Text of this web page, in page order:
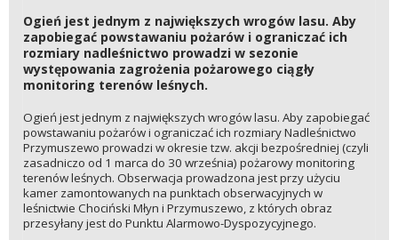
Ogień jest jednym z największych wrogów lasu. Aby
zapobiegać powstawaniu pożarów i ograniczać ich
rozmiary nadleśnictwo prowadzi w sezonie
występowania zagrożenia pożarowego ciągły
monitoring terenów leśnych.
Ogień jest jednym z największych wrogów lasu. Aby zapobiegać
powstawaniu pożarów i ograniczać ich rozmiary Nadleśnictwo
Przymuszewo prowadzi w okresie tzw. akcji bezpośredniej (czyli
zasadniczo od 1 marca do 30 września) pożarowy monitoring
terenów leśnych. Obserwacja prowadzona jest przy użyciu
kamer zamontowanych na punktach obserwacyjnych w
leśnictwie Chociński Młyn i Przymuszewo, z których obraz
przesyłany jest do Punktu Alarmowo-Dyspozycyjnego.